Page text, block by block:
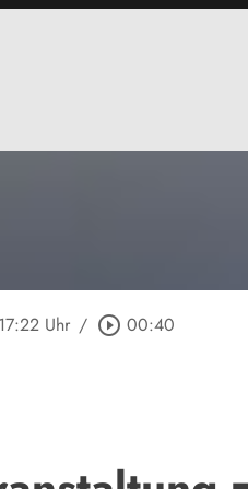
Uhr / play_circle_outline 00:40